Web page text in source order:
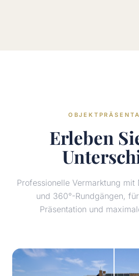
Erleben
Professionelle Vermarktung mit
und 360°-Rundgängen,
Präsentation und